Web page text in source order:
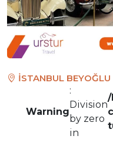
İSTANBUL BEYOĞLU
Warning
:
Division
by zero
in
/